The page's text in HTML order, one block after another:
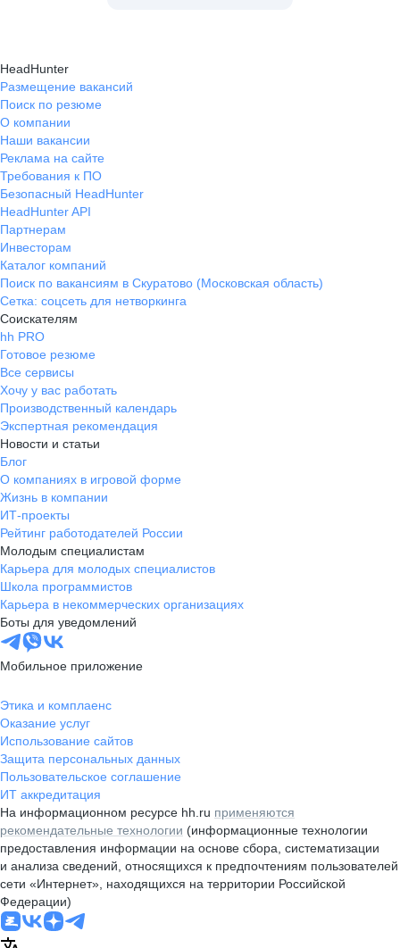
HeadHunter
Размещение вакансий
Поиск по резюме
О компании
Наши вакансии
Реклама на сайте
Требования к ПО
Безопасный HeadHunter
HeadHunter API
Партнерам
Инвесторам
Каталог компаний
Поиск по вакансиям в Скуратово (Московская область)
Сетка: соцсеть для нетворкинга
Соискателям
hh PRO
Готовое резюме
Все сервисы
Хочу у вас работать
Производственный календарь
Экспертная рекомендация
Новости и статьи
Блог
О компаниях в игровой форме
Жизнь в компании
ИТ-проекты
Рейтинг работодателей России
Молодым специалистам
Карьера для молодых специалистов
Школа программистов
Карьера в некоммерческих организациях
Боты для уведомлений
Мобильное приложение
Этика и комплаенс
Оказание услуг
Использование сайтов
Защита персональных данных
Пользовательское соглашение
ИТ аккредитация
На информационном ресурсе hh.ru применяются
рекомендательные технологии (информационные технологии
предоставления информации на основе сбора, систематизации
и анализа сведений, относящихся к предпочтениям пользователей
сети «Интернет», находящихся на территории Российской
Федерации)